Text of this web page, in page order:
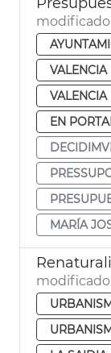
modificado
VALENCIA
VALENCIA
EN
MARÍA
modificado